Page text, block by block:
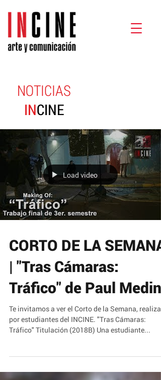
NOTICIAS
INCINE
Load video
CORTO DE LA SEMANA
| "Tras Cámaras:
Tráfico" de Paul Medina
Te invitamos a ver el Corto de la Semana,
por estudiantes del INCINE. "Tras Cámaras:
Tráfico" Titulación (2018B) Una estudiante...